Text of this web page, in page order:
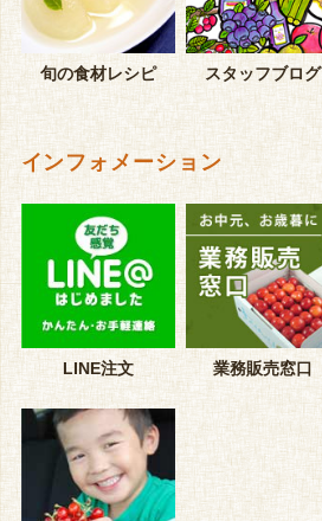
旬の食材レシピ スタッフブログ
インフォメーション
LINE注文 業務販売窓口